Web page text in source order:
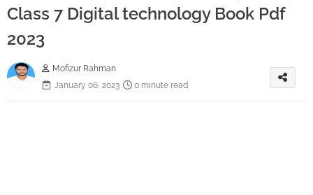
Class 7 Digital technology Book Pdf
2023
Mofizur Rahman
January 06, 2023
0 minute read